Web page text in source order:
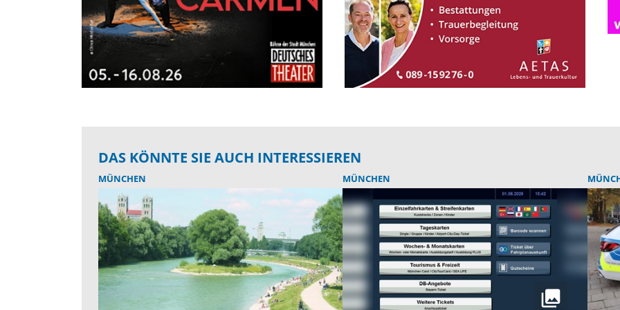
DAS KÖNNTE SIE AUCH INTERESSIEREN
MÜNCHEN MÜNCHEN